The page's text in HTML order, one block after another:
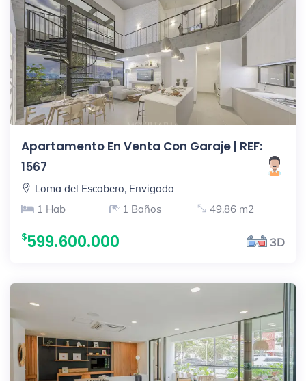
Apartamento En Venta Con Garaje | REF:
1567
Loma del Escobero, Envigado
1 Hab
1 Baños 49,86 m2
599.600.000 3D